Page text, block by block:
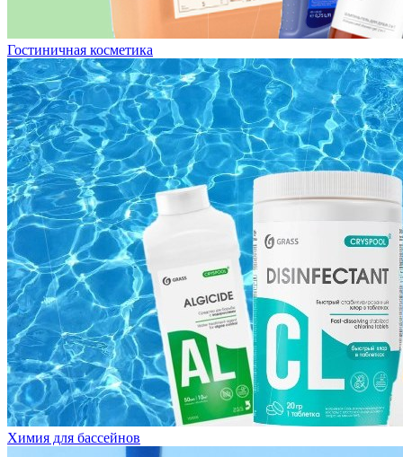
Гостиничная косметика
Химия для бассейнов